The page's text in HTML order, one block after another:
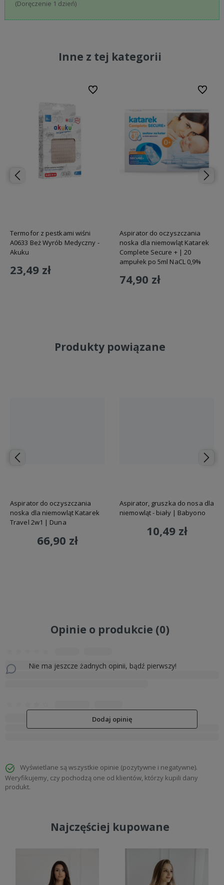
(Doręczenie 1 dzień)
Inne z tej kategorii
Termofor z pestkami wiśni
A0633 Beż Wyrób Medyczny -
Akuku
23,49 zł
Do ulubionych
Aspirator do oczyszczania
noska dla niemowląt Katarek
Complete Secure + | 20
ampułek po 5ml NaCL 0,9%
74,90 zł
Do
Produkty powiązane
Aspirator do oczyszczania
noska dla niemowląt Katarek
Travel 2w1 | Duna
66,90 zł
Aspirator, gruszka do nosa dla
niemowląt - biały | Babyono
10,49 zł
Opinie o produkcie (0)
Nie ma jeszcze żadnych opinii, bądź pierwszy!
Dodaj opinię
Wyświetlane są wszystkie opinie (pozytywne i negatywne).
Weryfikujemy, czy pochodzą one od klientów, którzy kupili dany
produkt.
Najczęściej kupowane